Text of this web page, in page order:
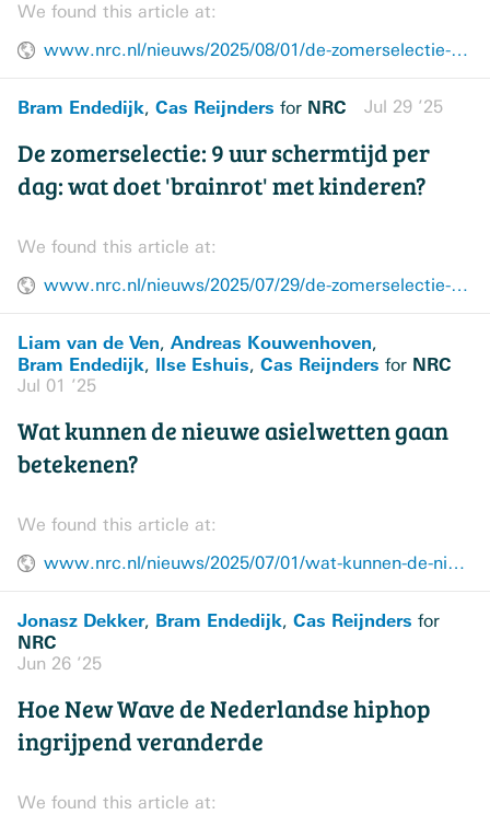
We found this article at:
www.nrc.nl/nieuws/2025/08/01/de-zomerselectie-een-pleidooi-voor-het-gesprekje-over-niks-a4901882
Bram Endedijk, Cas Reijnders for NRC Jul 29 ’25
De zomerselectie: 9 uur schermtijd per
dag: wat doet 'brainrot' met kinderen?
We found this article at:
www.nrc.nl/nieuws/2025/07/29/de-zomerselectie-9-uur-schermtijd-per-dag-wat-doet-brainrot-met-kinderen-a4901562
Liam van de Ven, Andreas Kouwenhoven,
Bram Endedijk, Ilse Eshuis, Cas Reijnders for NRC
Jul 01 ’25
Wat kunnen de nieuwe asielwetten gaan
betekenen?
We found this article at:
www.nrc.nl/nieuws/2025/07/01/wat-kunnen-de-nieuwe-asielwetten-gaan-betekenen-a4898887
Jonasz Dekker, Bram Endedijk, Cas Reijnders for
NRC
Jun 26 ’25
Hoe New Wave de Nederlandse hiphop
ingrijpend veranderde
We found this article at: